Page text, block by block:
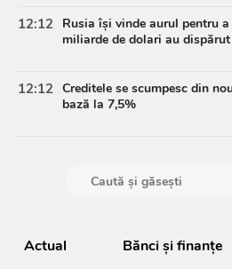
12:12 Rusia își vinde aurul pentru
miliarde de dolari au
12:12 Creditele se scumpesc din
bază la 7,5%
Actual Bănci şi finanţe